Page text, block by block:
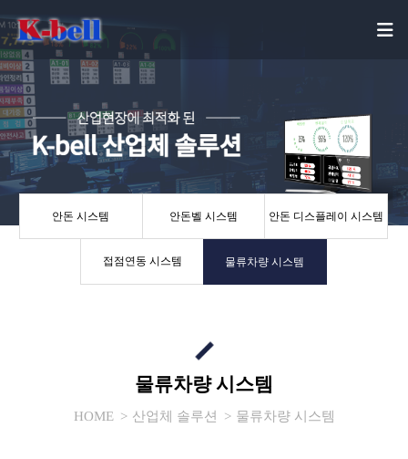
안돈 시스템 안돈벨 시스템 안돈 디스플레이 시스템
접점연동 시스템 물류차량 시스템
물류차량 시스템
HOME 산업체 솔루션 물류차량 시스템